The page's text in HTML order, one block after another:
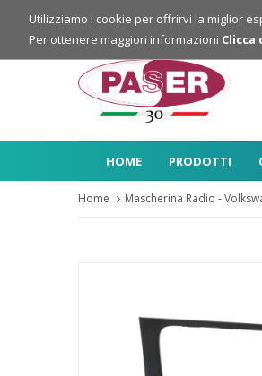
Login Registrazione
HOME PRODOTTI
Home Mascherina Radio -
Utilizziamo i cookie per offrirvi la miglior
Per ottenere maggiori informazioni Clicca